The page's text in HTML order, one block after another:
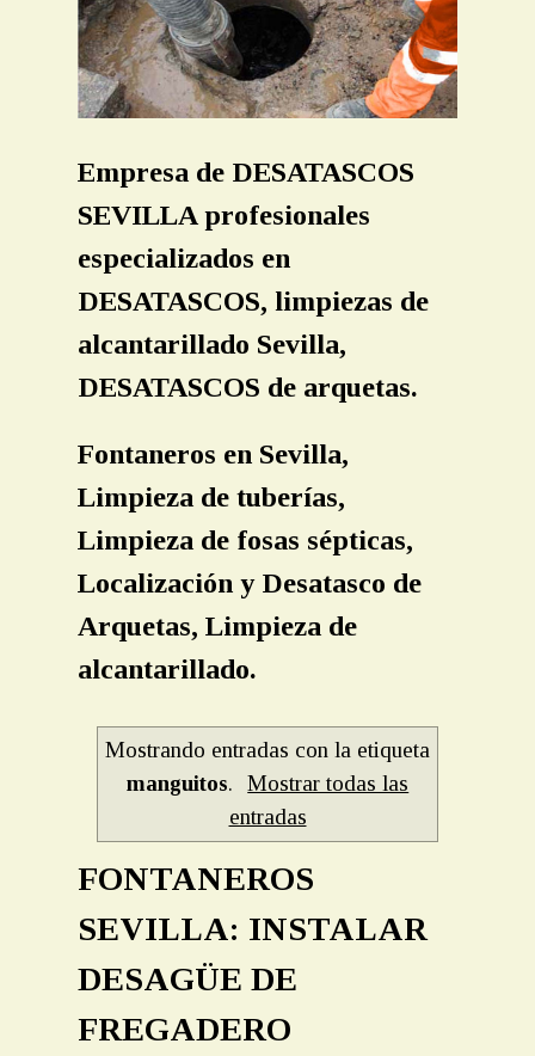
LIMPIEZA TUBERIAS SEVILLA
LIMPIEZA FOSAS SEPTICAS
LOCALIZACION ARQUETAS OCULTAS
INSPECCION TUBERIAS CAMARAS TV SEVILLA
Empresa de DESATASCOS
SEVILLA profesionales
especializados en
DESATASCOS, limpiezas de
alcantarillado Sevilla,
DESATASCOS de arquetas.
Fontaneros en Sevilla,
Limpieza de tuberías,
Limpieza de fosas sépticas,
Localización y Desatasco de
Arquetas, Limpieza de
alcantarillado.
Mostrando entradas con la etiqueta
manguitos.
Mostrar todas las
entradas
FONTANEROS
SEVILLA: INSTALAR
DESAGÜE DE
FREGADERO